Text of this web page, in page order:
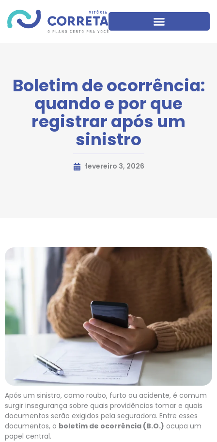
Boletim de ocorrência:
quando e por que
registrar após um
sinistro
fevereiro 3, 2026
Após um sinistro, como roubo, furto ou acidente, é comum
surgir insegurança sobre quais providências tomar e quais
documentos serão exigidos pela seguradora. Entre esses
documentos, o boletim de ocorrência (B.O.) ocupa um
papel central.